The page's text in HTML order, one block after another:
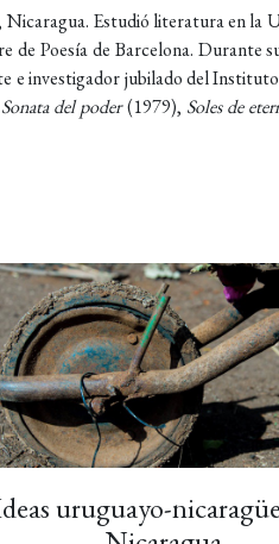
Estudió literatura en la
de Poesía de Barcelona.
e investigador jubilado del
Sonata del poder(1979), Soles de
uruguayo-